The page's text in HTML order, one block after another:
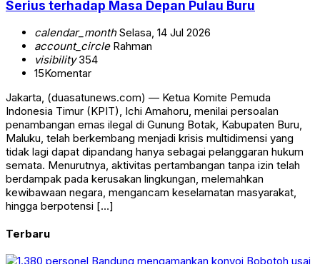
Serius terhadap Masa Depan Pulau Buru
calendar_monthSelasa, 14 Jul 2026
account_circleRahman
visibility354
15Komentar
Jakarta, (duasatunews.com) — Ketua Komite Pemuda
Indonesia Timur (KPIT), Ichi Amahoru, menilai persoalan
penambangan emas ilegal di Gunung Botak, Kabupaten Buru,
Maluku, telah berkembang menjadi krisis multidimensi yang
tidak lagi dapat dipandang hanya sebagai pelanggaran hukum
semata. Menurutnya, aktivitas pertambangan tanpa izin telah
berdampak pada kerusakan lingkungan, melemahkan
kewibawaan negara, mengancam keselamatan masyarakat,
hingga berpotensi […]
Terbaru